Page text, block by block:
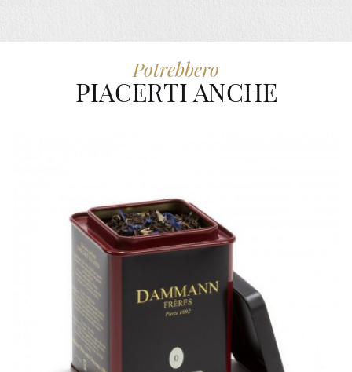
Potrebbero
PIACERTI ANCHE